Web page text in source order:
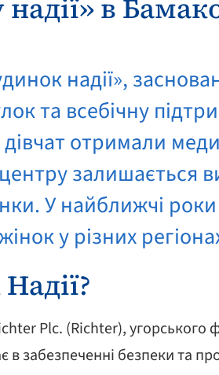
в
надії»,
та всебічну
отримали
залишається
У найближчі роки
у різних
Plc. (Richter), угорського
забезпеченні безпеки та